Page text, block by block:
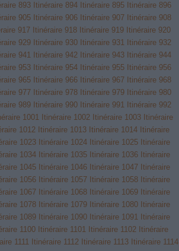
893 Itinéraire 894 Itinéraire 895 Itinéraire 896
905 Itinéraire 906 Itinéraire 907 Itinéraire 908
917 Itinéraire 918 Itinéraire 919 Itinéraire 920
929 Itinéraire 930 Itinéraire 931 Itinéraire 932
941 Itinéraire 942 Itinéraire 943 Itinéraire 944
953 Itinéraire 954 Itinéraire 955 Itinéraire 956
965 Itinéraire 966 Itinéraire 967 Itinéraire 968
977 Itinéraire 978 Itinéraire 979 Itinéraire 980
989 Itinéraire 990 Itinéraire 991 Itinéraire 992
1001 Itinéraire 1002 Itinéraire 1003 Itinéraire
1012 Itinéraire 1013 Itinéraire 1014 Itinéraire
1023 Itinéraire 1024 Itinéraire 1025 Itinéraire
1034 Itinéraire 1035 Itinéraire 1036 Itinéraire
1045 Itinéraire 1046 Itinéraire 1047 Itinéraire
1056 Itinéraire 1057 Itinéraire 1058 Itinéraire
1067 Itinéraire 1068 Itinéraire 1069 Itinéraire
1078 Itinéraire 1079 Itinéraire 1080 Itinéraire
1089 Itinéraire 1090 Itinéraire 1091 Itinéraire
1100 Itinéraire 1101 Itinéraire 1102 Itinéraire
1111 Itinéraire 1112 Itinéraire 1113 Itinéraire 1114